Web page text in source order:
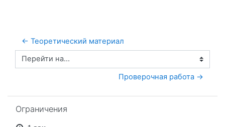
← Теоретический материал
Перейти на...
Проверочная работа →
Ограничения